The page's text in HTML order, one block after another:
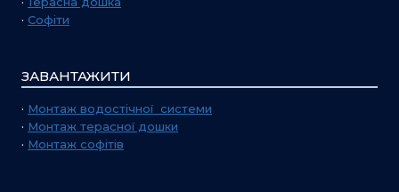
· Софіти
ЗАВАНТАЖИТИ
· Монтаж водостічної системи
· Монтаж терасної дошки
· Монтаж софітів